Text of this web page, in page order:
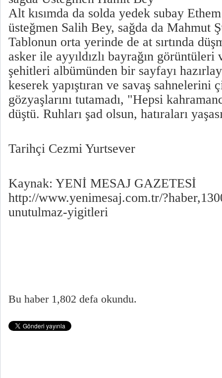
Alt kısımda da solda yedek subay
üsteğmen Salih Bey, sağda da Mahmut
Tablonun orta yerinde de at sırtında
asker ile ayyıldızlı bayrağın görüntüleri
şehitleri albümünden bir sayfayı
keserek yapıştıran ve savaş sahnelerini
gözyaşlarını tutamadı, "Hepsi
düştü. Ruhları şad olsun, hatıraları
Tarihçi Cezmi Yurtsever
Kaynak: YENİ MESAJ GAZETESİ
http://www.yenimesaj.com.tr/
unutulmaz-yigitleri
Bu haber 1,802 defa okundu.